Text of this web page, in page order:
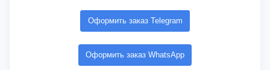
Оформить заказ Telegram
Оформить заказ WhatsApp